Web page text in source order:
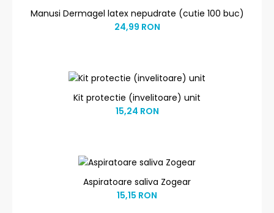
Manusi Dermagel latex nepudrate (cutie 100 buc)
24,99 RON
Kit protectie (invelitoare) unit
15,24 RON
Aspiratoare saliva Zogear
15,15 RON